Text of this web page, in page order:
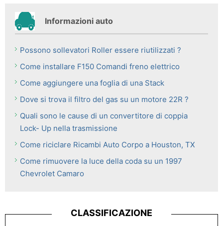
Informazioni auto
Possono sollevatori Roller essere riutilizzati ?
Come installare F150 Comandi freno elettrico
Come aggiungere una foglia di una Stack
Dove si trova il filtro del gas su un motore 22R ?
Quali sono le cause di un convertitore di coppia
Lock- Up nella trasmissione
Come riciclare Ricambi Auto Corpo a Houston, TX
Come rimuovere la luce della coda su un 1997
Chevrolet Camaro
CLASSIFICAZIONE